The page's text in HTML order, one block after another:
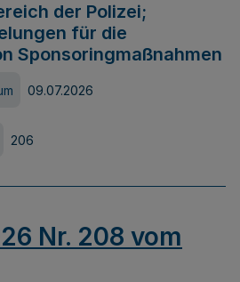
der Polizei;
für die
Sponsoringmaßnahmen
09.07.2026
206
Nr. 208 vom